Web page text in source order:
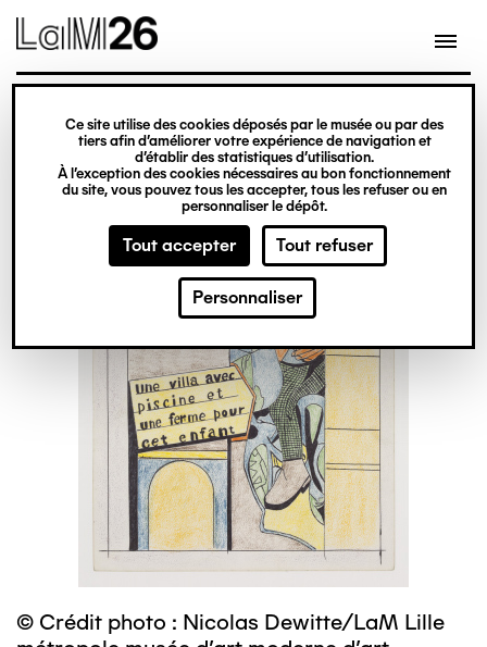
Gestion des cookies
Ce site utilise des cookies déposés par le musée ou par des
tiers afin d’améliorer votre expérience de navigation et
d’établir des statistiques d’utilisation.
À l’exception des cookies nécessaires au bon fonctionnement
du site, vous pouvez tous les accepter, tous les refuser ou en
personnaliser le dépôt.
Tout accepter Tout refuser
Personnaliser
contenu
© Crédit photo : Nicolas Dewitte/LaM Lille